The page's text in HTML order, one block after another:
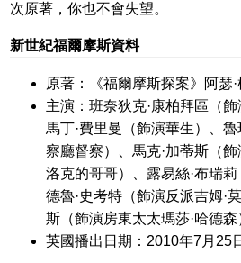
次原著，你也不會失望。
新世紀福爾摩斯資料
原著：《福爾摩斯探案》阿瑟·
主演：班奈狄克·康柏拜區（飾
馬丁·費里曼（飾演華生）、
察廳督察）、馬克·加蒂斯（
洛克的哥哥）、露易絲·布瑞
德魯·史考特（飾演反派吉姆·
斯（飾演房東太太瑪莎·哈德森
英國播出日期：2010年7月25